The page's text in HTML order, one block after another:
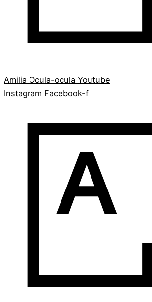
Amilia Ocula-ocula Youtube
Instagram Facebook-f